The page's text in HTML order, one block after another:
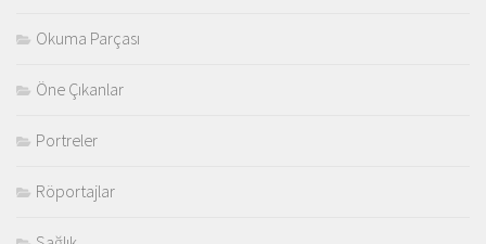
Okuma Parçası
Öne Çıkanlar
Portreler
Röportajlar